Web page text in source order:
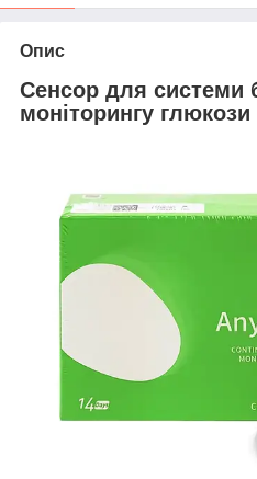
Опис
Сенсор для системи
моніторингу